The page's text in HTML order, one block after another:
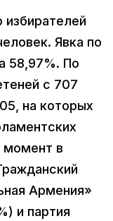
Явка по
58,97%. По
с 707
на которых
момент в
Армения»
и партия